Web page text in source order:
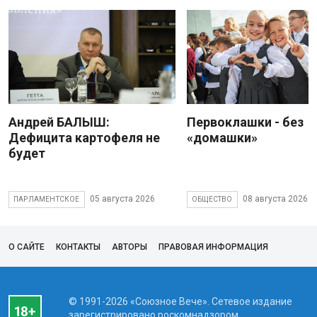
Андрей БАЛЫШ:
Дефицита картофеля не
будет
ПАРЛАМЕНТСКОЕ 05 августа 2026
Первоклашки - без
«домашки»
ОБЩЕСТВО 08 августа 2026
О САЙТЕ КОНТАКТЫ АВТОРЫ ПРАВОВАЯ ИНФОРМАЦИЯ
© 1991-2026 «Союзное Вече». Сетевое издание
зарегистрировано роскомнадзором,